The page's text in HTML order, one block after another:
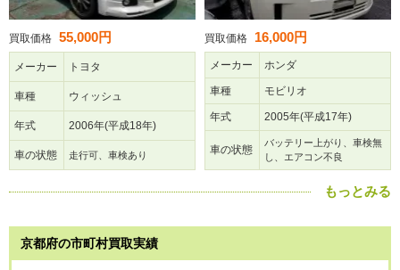
買取価格 55,000円
メーカー トヨタ
車種 ウィッシュ
年式 2006年(平成18年)
車の状態 走行可、車検あり
買取価格 16,000円
メーカー ホンダ
車種 モビリオ
年式 2005年(平成17年)
車の状態
バッテリー上がり、車検無
し、エアコン不良
もっとみる
京都府の市町村買取実績